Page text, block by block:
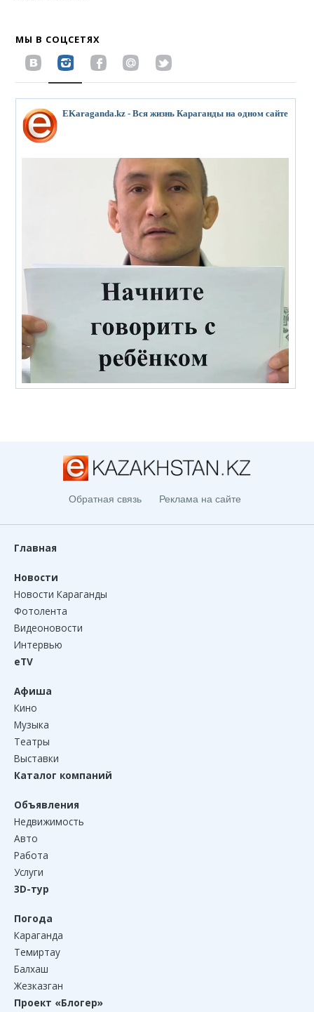
МЫ В СОЦСЕТЯХ
EKaraganda.kz - Вся жизнь Караганды на одном сайте
Обратная связь Реклама на сайте
Главная
Новости
Новости Караганды
Фотолента
Видеоновости
Интервью
eTV
Афиша
Кино
Музыка
Театры
Выставки
Каталог компаний
Объявления
Недвижимость
Авто
Работа
Услуги
3D-тур
Погода
Караганда
Темиртау
Балхаш
Жезказган
Проект «Блогер»